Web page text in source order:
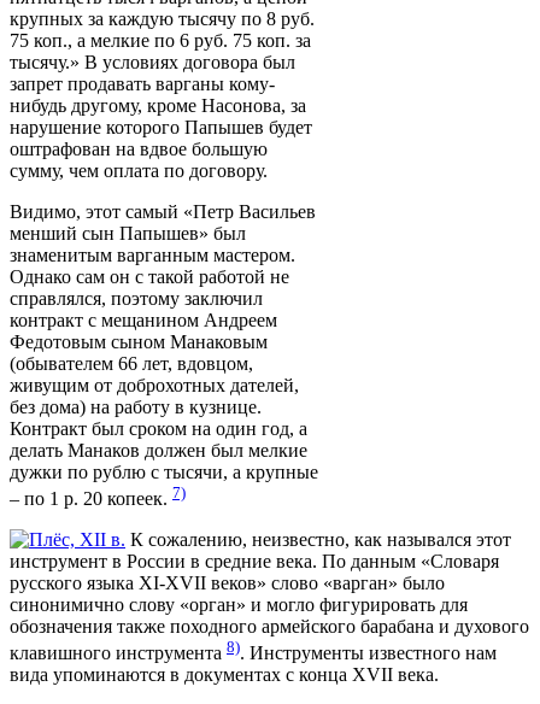
крупных за каждую тысячу по 8 руб.
75 коп., а мелкие по 6 руб. 75 коп. за
тысячу.» В условиях договора был
запрет продавать варганы кому-
нибудь другому, кроме Насонова, за
нарушение которого Папышев будет
оштрафован на вдвое большую
сумму, чем оплата по договору.
Видимо, этот самый «Петр Васильев
менший сын Папышев» был
знаменитым варганным мастером.
Однако сам он с такой работой не
справлялся, поэтому заключил
контракт с мещанином Андреем
Федотовым сыном Манаковым
(обывателем 66 лет, вдовцом,
живущим от доброхотных дателей,
без дома) на работу в кузнице.
Контракт был сроком на один год, а
делать Манаков должен был мелкие
дужки по рублю с тысячи, а крупные
– по 1 р. 20 копеек. 7)
К сожалению, неизвестно, как назывался этот
инструмент в России в средние века. По данным «Словаря
русского языка XI-XVII веков» слово «варган» было
синонимично слову «орган» и могло фигурировать для
обозначения также походного армейского барабана и духового
клавишного инструмента 8). Инструменты известного нам
вида упоминаются в документах с конца XVII века.